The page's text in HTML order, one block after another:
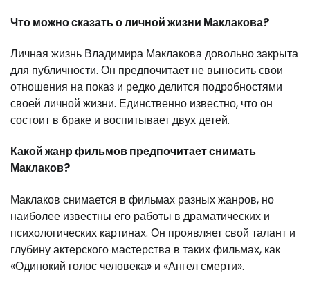
Что можно сказать о личной жизни Маклакова?
Личная жизнь Владимира Маклакова довольно закрыта
для публичности. Он предпочитает не выносить свои
отношения на показ и редко делится подробностями
своей личной жизни. Единственно известно, что он
состоит в браке и воспитывает двух детей.
Какой жанр фильмов предпочитает снимать
Маклаков?
Маклаков снимается в фильмах разных жанров, но
наиболее известны его работы в драматических и
психологических картинах. Он проявляет свой талант и
глубину актерского мастерства в таких фильмах, как
«Одинокий голос человека» и «Ангел смерти».